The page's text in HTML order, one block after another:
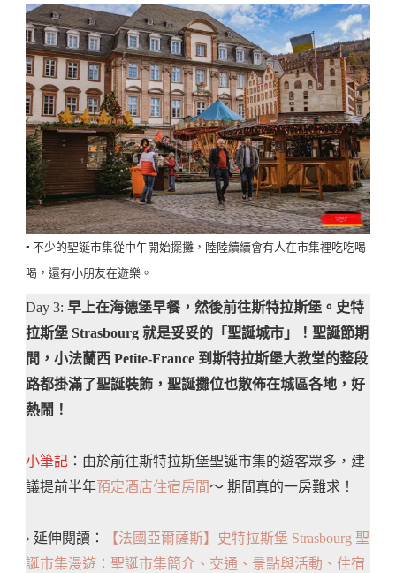
▪️ 不少的聖誕市集從中午開始擺攤，陸陸續續會有人在市集裡吃吃喝
喝，還有小朋友在遊樂。
Day 3: 早上在海德堡早餐，然後前往斯特拉斯堡。史特
拉斯堡 Strasbourg 就是妥妥的「聖誕城市」！聖誕節期
間，小法蘭西 Petite-France 到斯特拉斯堡大教堂的整段
路都掛滿了聖誕裝飾，聖誕攤位也散佈在城區各地，好
熱鬧！
小筆記 ：由於前往斯特拉斯堡聖誕市集的遊客眾多，建
議提前半年預定酒店住宿房間～ 期間真的一房難求！
› 延伸閱讀：
【法國亞爾薩斯】史特拉斯堡 Strasbourg 聖
誕市集漫遊：聖誕市集簡介、交通、景點與活動、住宿